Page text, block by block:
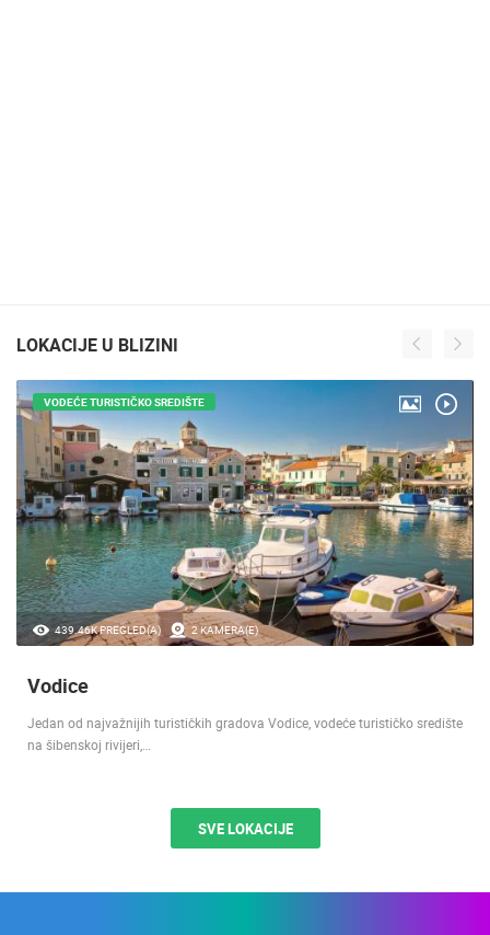
LOKACIJE U BLIZINI
439.46K PREGLED(A) 2 KAMERA(E)
VODEĆE TURISTIČKO SREDIŠTE
Vodice
Jedan od najvažnijih turističkih gradova Vodice, vodeće turističko središte
na šibenskoj rivijeri,…
SVE LOKACIJE